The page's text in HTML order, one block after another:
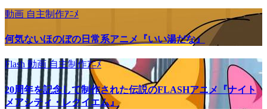
動画 自主制作ｱﾆﾒ
何気ないほのぼの日常系アニメ『いい湯だな』
Flash 動画自主制作ｱﾆﾒ
20周年を記念して制作された伝説のFLASHアニメ『ナイト
メアシティ・レクイエム』